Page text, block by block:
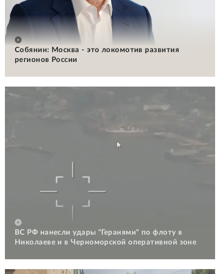
Собянин: Москва - это локомотив развития
регионов России
ВС РФ нанесли удары "Геранями" по флоту в
Николаеве и в Черноморской оперативной зоне